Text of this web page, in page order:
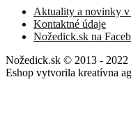
Aktuality a novinky v
Kontaktné údaje
Nožedick.sk na
Nožedick.sk © 2013 - 2022
Eshop vytvorila kreatívna